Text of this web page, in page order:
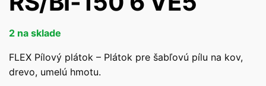
2 na sklade
FLEX Pílový plátok – Plátok pre šabľovú pílu na kov,
drevo, umelú hmotu.